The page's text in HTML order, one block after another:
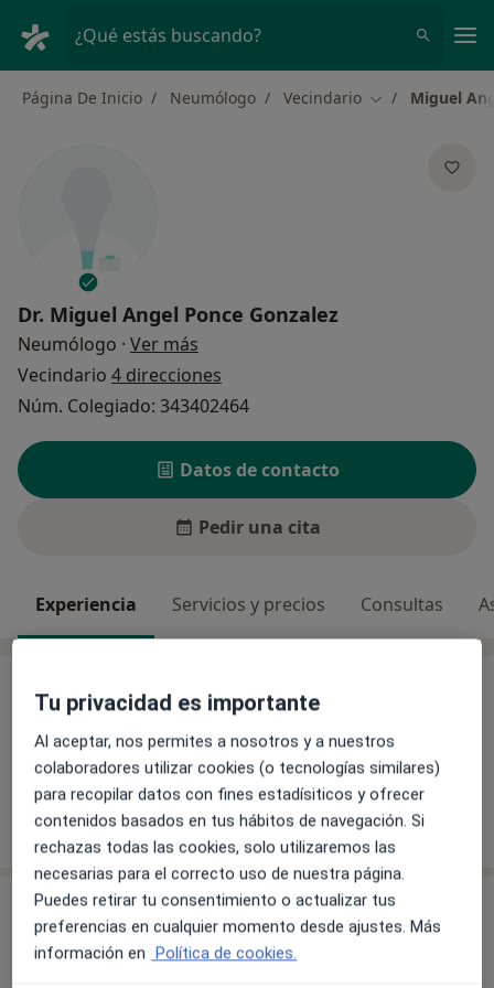
¿Qué estás buscando?
Página De Inicio Neumólogo Vecindario Cambiar de
Miguel
Dr. Miguel Angel Ponce Gonzalez
Neumólogo · Ver más
Vecindario 4 direcciones
Núm. Colegiado: 343402464
Datos de contacto
Pedir una cita
Experiencia Servicios y precios Consultas
Director Gerente Hospital Universitario Gran Canaria
Dr Negrin. Médico Neumólogo . Jefe Servicio
Hospitalización a Domicilio. Profesor Doctor Ciencias
de la Salud ULPGC
Servicios y precios
Visita Neumología
Tu privacidad es importante
Al aceptar, nos permites a nosotros y a nuestros
colaboradores utilizar cookies (o tecnologías similares)
para recopilar datos con fines estadísiticos y ofrecer
contenidos basados en tus hábitos de navegación. Si
rechazas todas las cookies, solo utilizaremos las
necesarias para el correcto uso de nuestra página.
Puedes retirar tu consentimiento o actualizar tus
preferencias en cualquier momento desde ajustes. Más
información en Política de cookies.